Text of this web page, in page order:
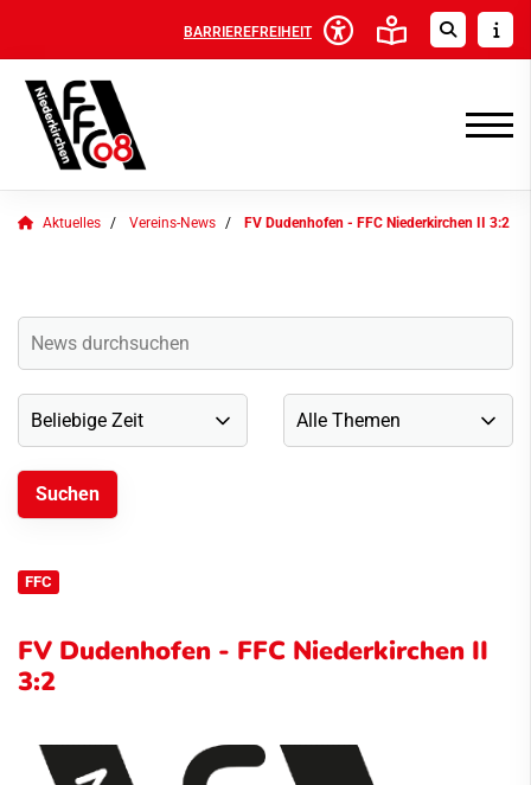
BARRIEREFREIHEIT
Aktuelles Vereins-News FV Dudenhofen - FFC Niederkirchen II 3:2
FFC
FV Dudenhofen - FFC Niederkirchen II
3:2